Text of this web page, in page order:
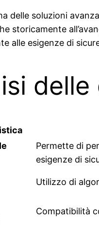
delle soluzioni
storicamente
alle esigenze di
Permette di
esigenze di
Utilizzo di
Compatibilità